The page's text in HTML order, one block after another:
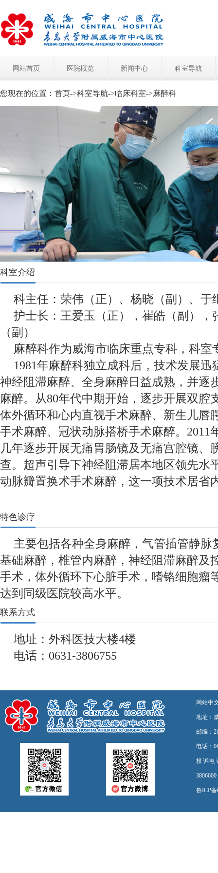
网站首页 医院概览 新闻中心 科室导航
您现在的位置： 首页->科室导航->临床科室->麻醉科
科室介绍
科主任：荣伟（正）、杨晓（副）、于
护士长：王爱玉（正），崔皓（副），
（副）
麻醉科作为威海市临床重点专科，科室
1981年麻醉科独立成科后，技术发展
神经阻滞麻醉、全身麻醉日益成熟，并逐
麻醉。从80年代中期开始，逐步开展双腔
体外循环和心内直视手术麻醉、新生儿唇
手术麻醉、冠状动脉搭桥手术麻醉。2011
几年逐步开展无痛胃肠镜及无痛宫腔镜、
查。超声引导下神经阻滞居本地区领先水
动脉瓣置换术手术麻醉，这一项技术居省
特色诊疗
主要包括各种全身麻醉，气管插管静脉
基础麻醉，椎管内麻醉，神经阻滞麻醉及
手术，体外循环下心脏手术，嗜铬细胞瘤
达到同级医院较高水平。
联系方式
地址：外科医技大楼4楼
电话：0631-3806755
网站中
地址：
邮编：
电话：
投诉电
鲁ICP备